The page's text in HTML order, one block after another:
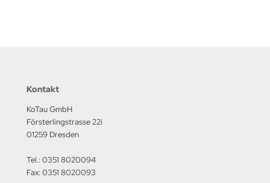
Kontakt
KoTau GmbH
Försterlingstrasse 22i
01259 Dresden
Tel.: 0351 8020094
Fax: 0351 8020093
Militaria
Handlowa